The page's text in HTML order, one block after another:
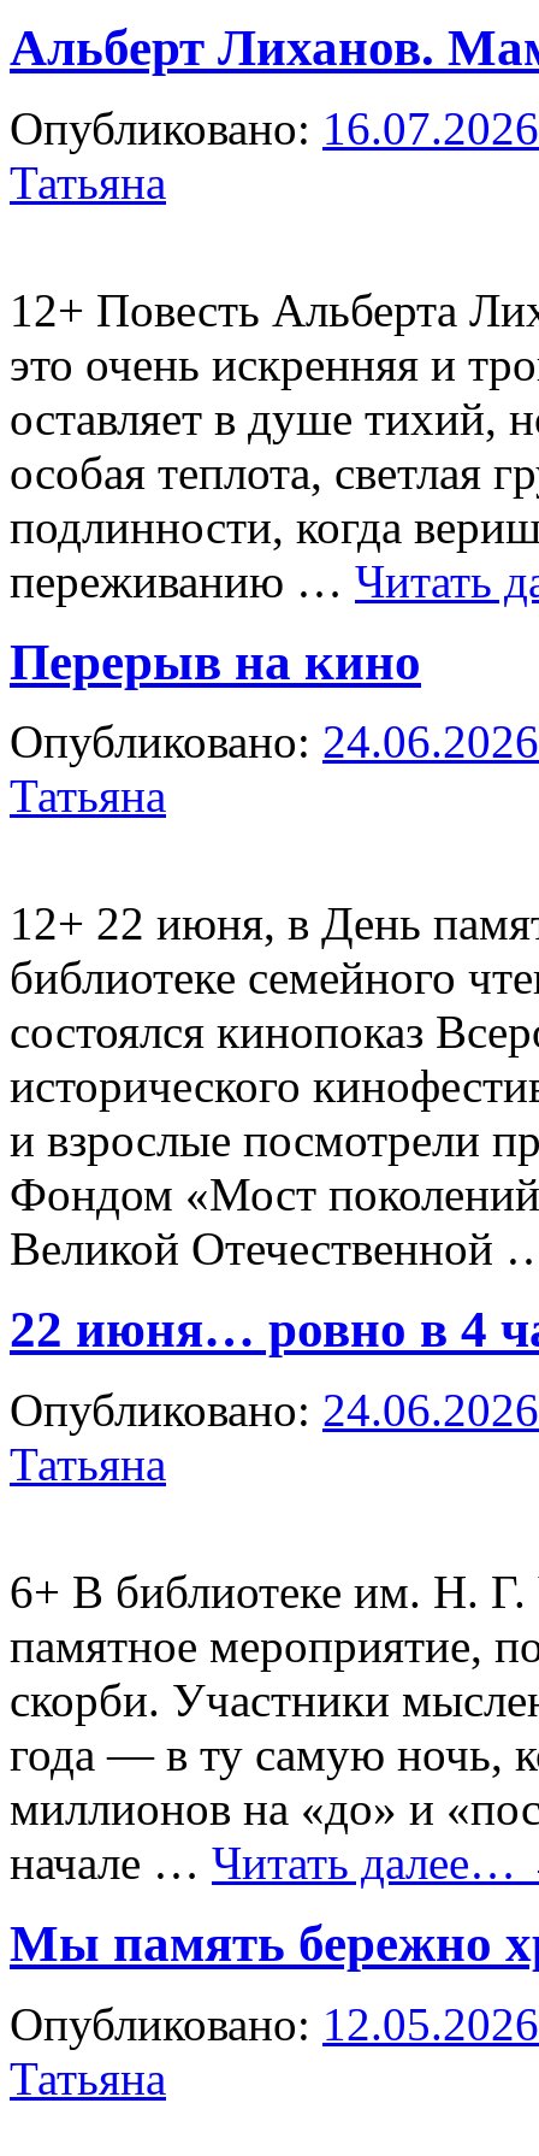
Альберт Лиханов.
Опубликовано: 16.07.2026
Татьяна
12+ Повесть Альберта
это очень искренняя и
оставляет в душе тихий,
особая теплота, светлая
подлинности, когда
переживанию … Читать
Перерыв на кино
Опубликовано: 24.06.2026
Татьяна
12+ 22 июня, в День
библиотеке семейного
состоялся кинопоказ
исторического
и взрослые посмотрели
Фондом «Мост
Великой Отечественной
22 июня… ровно в 4
Опубликовано: 24.06.2026
Татьяна
6+ В библиотеке им. Н.
памятное мероприятие,
скорби. Участники
года — в ту самую ночь,
миллионов на «до» и
начале … Читать далее…
Мы память бережно
Опубликовано: 12.05.2026
Татьяна